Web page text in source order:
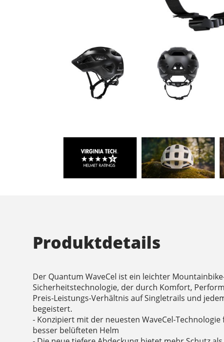
Produktdetails
Der Quantum WaveCel ist ein leichter
Sicherheitstechnologie, der durch Komfort,
Preis-Leistungs-Verhältnis auf Singletrails und
begeistert.
- Konzipiert mit der neuesten WaveCel-
besser belüfteten Helm